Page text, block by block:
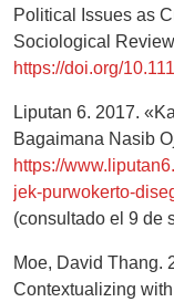
Political Issues as
Sociological
https://doi.org/
Liputan 6. 2017.
Bagaimana Nasib
https://
jek-purwokerto-
(consultado el 9 de
Moe, David Thang.
Contextualizing